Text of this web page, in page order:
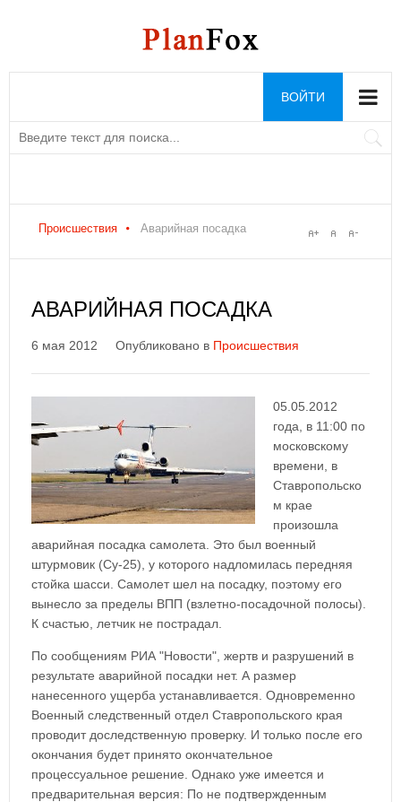
ВОЙТИ
Происшествия Аварийная посадка
АВАРИЙНАЯ ПОСАДКА
6 мая 2012 Опубликовано в Происшествия
05.05.2012
года, в 11:00 по
московскому
времени, в
Ставропольско
м крае
произошла
аварийная посадка самолета. Это был военный
штурмовик (Су-25), у которого надломилась передняя
стойка шасси. Самолет шел на посадку, поэтому его
вынесло за пределы ВПП (взлетно-посадочной полосы).
К счастью, летчик не пострадал.
По сообщениям РИА "Новости", жертв и разрушений в
результате аварийной посадки нет. А размер
нанесенного ущерба устанавливается. Одновременно
Военный следственный отдел Ставропольского края
проводит доследственную проверку. И только после его
окончания будет принято окончательное
процессуальное решение. Однако уже имеется и
предварительная версия: По не подтвержденным